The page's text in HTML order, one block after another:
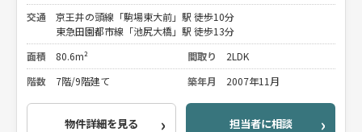
交通
京王井の頭線「駒場東大前」駅 徒歩10分
東急田園都市線「池尻大橋」駅 徒歩13分
面積
80.6m² 間取り
2LDK
階数
7階/9階建て 築年月 2007年11月
物件詳細を見る 担当者に相談